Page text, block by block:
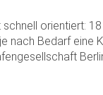
schnell orientiert:
nach Bedarf eine